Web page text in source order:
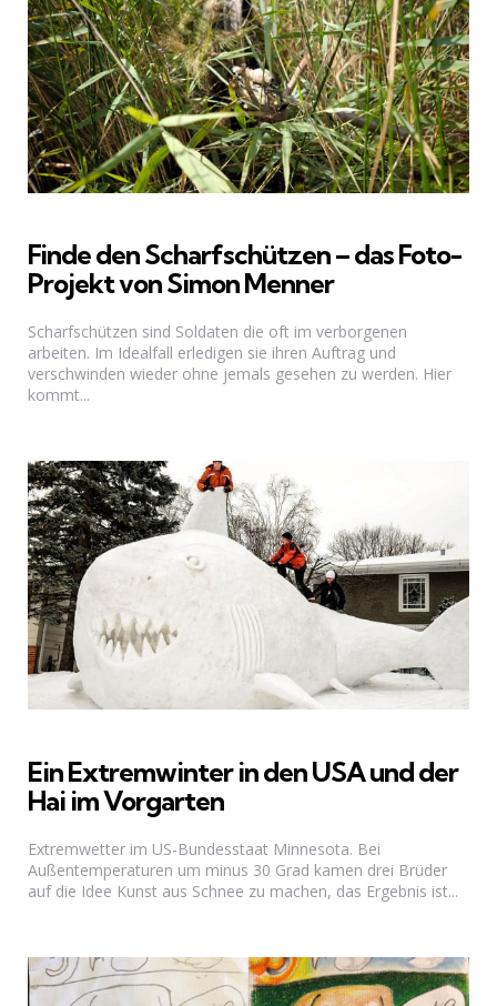
Finde den Scharfschützen – das Foto-
Projekt von Simon Menner
Scharfschützen sind Soldaten die oft im verborgenen
arbeiten. Im Idealfall erledigen sie ihren Auftrag und
verschwinden wieder ohne jemals gesehen zu werden. Hier
kommt...
Ein Extremwinter in den USA und der
Hai im Vorgarten
Extremwetter im US-Bundesstaat Minnesota. Bei
Außentemperaturen um minus 30 Grad kamen drei Brüder
auf die Idee Kunst aus Schnee zu machen, das Ergebnis ist...